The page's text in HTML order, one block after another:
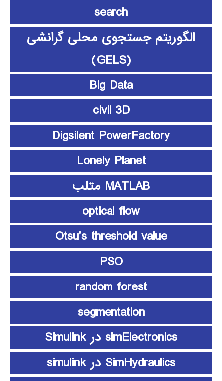
search
الگوریتم جستجوی محلی گرانشی
(GELS)
Big Data
civil 3D
Digsilent PowerFactory
Lonely Planet
MATLAB متلب
optical flow
Otsu’s threshold value
PSO
random forest
segmentation
simElectronics در Simulink
SimHydraulics در simulink